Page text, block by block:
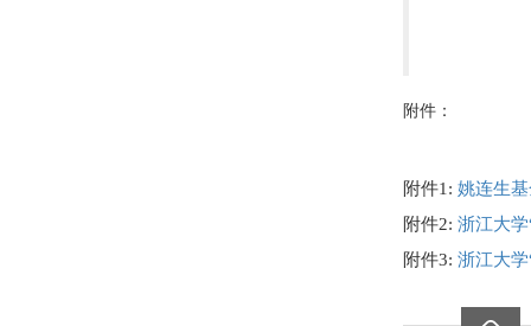
附件：
附件1: 姚连生
附件2: 浙江大
附件3: 浙江大